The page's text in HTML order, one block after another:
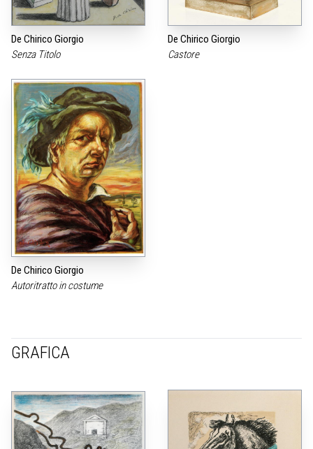
De Chirico Giorgio
Senza Titolo
De Chirico Giorgio
Castore
De Chirico Giorgio
Autoritratto in costume
GRAFICA